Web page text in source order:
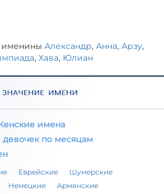
именины Александр, Анна, Арзу,
, Хава, Юлиан
имена
по месяцам
Еврейские
Шумерские
Немецкие Армянские